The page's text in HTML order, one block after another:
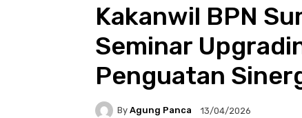
Kakanwil BPN
Seminar
Penguatan
By Agung Panca 13/04/2026